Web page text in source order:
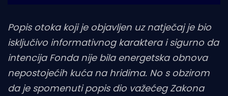
Popis otoka koji je objavljen uz natječaj je bio
isključivo informativnog karaktera i sigurno da
intencija Fonda nije bila energetska obnova
nepostojećih kuća na hridima. No s obzirom
da je spomenuti popis dio važećeg Zakona